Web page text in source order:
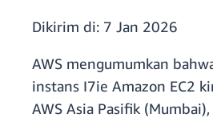
Dikirim di: 7 Jan 2026
AWS mengumumkan
instans I7ie Amazon EC2
AWS Asia Pasifik